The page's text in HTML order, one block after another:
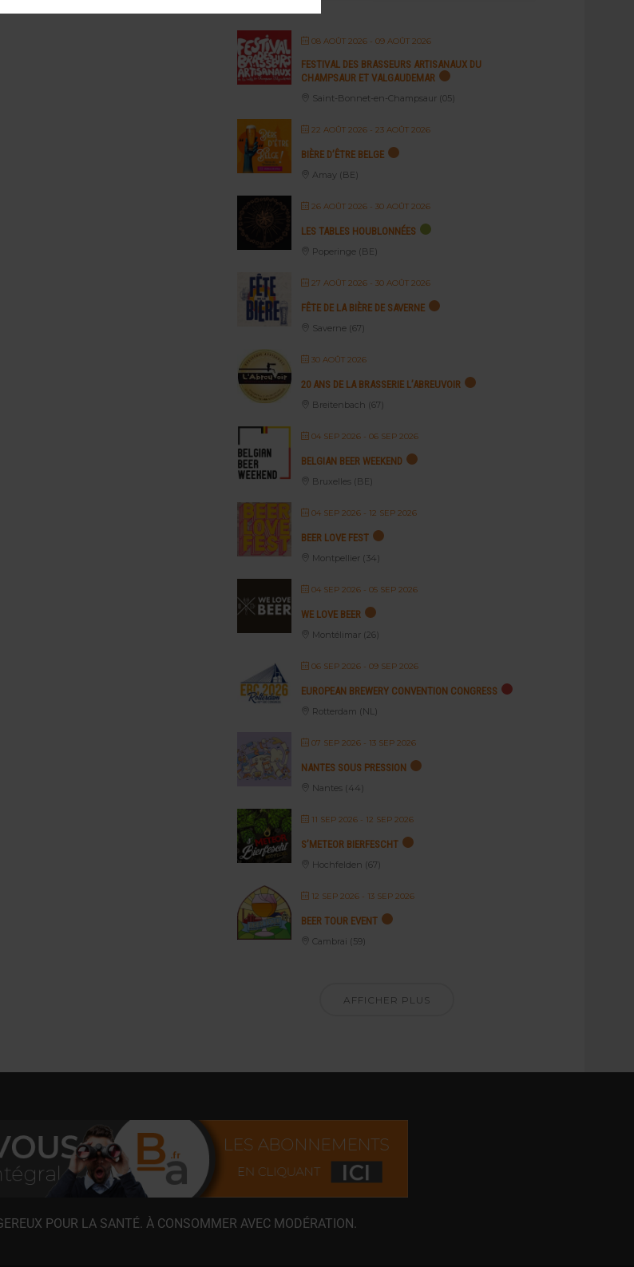
08 AOÛT 2026 - 09 AOÛT 2026
FESTIVAL DES BRASSEURS ARTISANAUX DU
CHAMPSAUR ET VALGAUDEMAR
Saint-Bonnet-en-Champsaur (05)
22 AOÛT 2026 - 23 AOÛT 2026
BIÈRE D’ÊTRE BELGE
Amay (BE)
26 AOÛT 2026 - 30 AOÛT 2026
LES TABLES HOUBLONNÉES
Poperinge (BE)
27 AOÛT 2026 - 30 AOÛT 2026
FÊTE DE LA BIÈRE DE SAVERNE
Saverne (67)
30 AOÛT 2026
20 ANS DE LA BRASSERIE L’ABREUVOIR
Breitenbach (67)
04 SEP 2026 - 06 SEP 2026
BELGIAN BEER WEEKEND
Bruxelles (BE)
04 SEP 2026 - 12 SEP 2026
BEER LOVE FEST
Montpellier (34)
04 SEP 2026 - 05 SEP 2026
WE LOVE BEER
Montélimar (26)
06 SEP 2026 - 09 SEP 2026
EUROPEAN BREWERY CONVENTION CONGRESS
Rotterdam (NL)
07 SEP 2026 - 13 SEP 2026
NANTES SOUS PRESSION
Nantes (44)
11 SEP 2026 - 12 SEP 2026
S’METEOR BIERFESCHT
Hochfelden (67)
12 SEP 2026 - 13 SEP 2026
BEER TOUR EVENT
Cambrai (59)
AFFICHER PLUS
POUR LA SANTÉ. À CONSOMMER AVEC MODÉRATION.